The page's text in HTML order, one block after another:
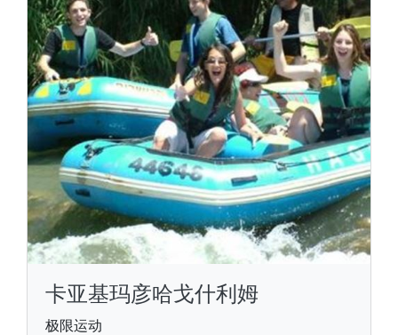
卡亚基玛彦哈戈什利姆
极限运动